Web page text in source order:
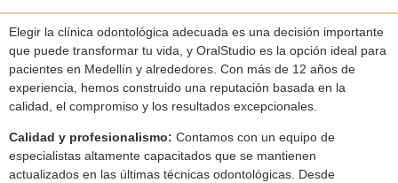
Elegir la clínica odontológica adecuada es una decisión importante
que puede transformar tu vida, y OralStudio es la opción ideal para
pacientes en Medellín y alrededores. Con más de 12 años de
experiencia, hemos construido una reputación basada en la
calidad, el compromiso y los resultados excepcionales.
Calidad y profesionalismo: Contamos con un equipo de
especialistas altamente capacitados que se mantienen
actualizados en las últimas técnicas odontológicas. Desde